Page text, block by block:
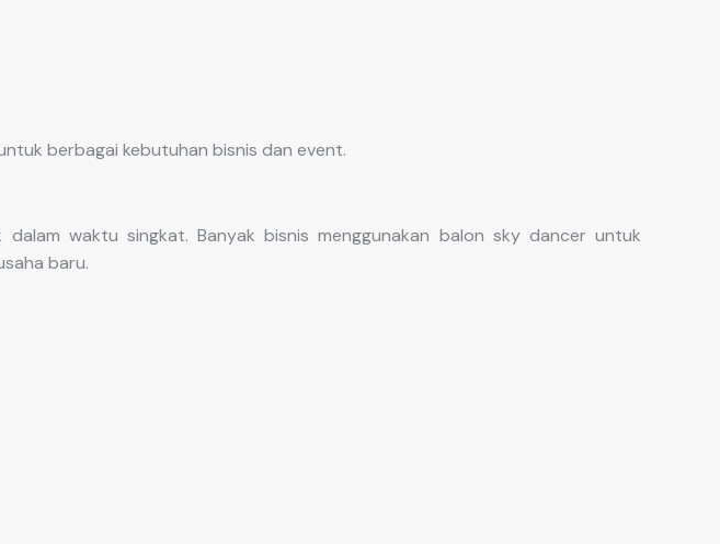
berbagai kebutuhan bisnis dan event.
waktu singkat. Banyak bisnis menggunakan balon sky dancer untuk
baru.